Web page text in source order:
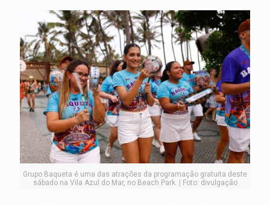
Grupo Baqueta é uma das atrações da programação gratuita deste
sábado na Vila Azul do Mar, no Beach Park. | Foto: divulgação